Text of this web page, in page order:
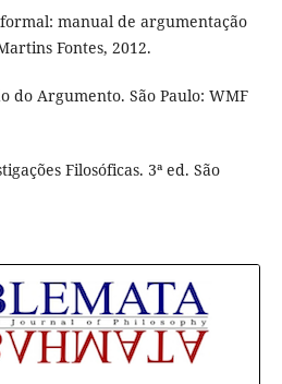
manual de argumentação
Fontes, 2012.
do Argumento. São Paulo: WMF
Filosóficas. 3ª ed. São